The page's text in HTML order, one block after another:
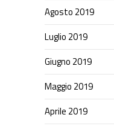
Agosto 2019
Luglio 2019
Giugno 2019
Maggio 2019
Aprile 2019